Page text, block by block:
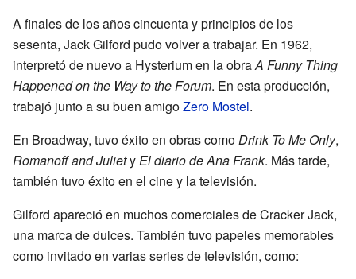
A finales de los años cincuenta y principios de los
sesenta, Jack Gilford pudo volver a trabajar. En 1962,
interpretó de nuevo a Hysterium en la obraA Funny Thing
Happened on the Way to the Forum. En esta producción,
trabajó junto a su buen amigoZero Mostel.
En Broadway, tuvo éxito en obras comoDrink To Me Only,
Romanoff and JulietyEl diario de Ana Frank. Más tarde,
también tuvo éxito en el cine y la televisión.
Gilford apareció en muchos comerciales de Cracker Jack,
una marca de dulces. También tuvo papeles memorables
como invitado en varias series de televisión, como: